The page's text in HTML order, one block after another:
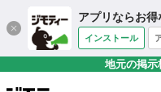
アプリならお得
インストール
地元の掲示